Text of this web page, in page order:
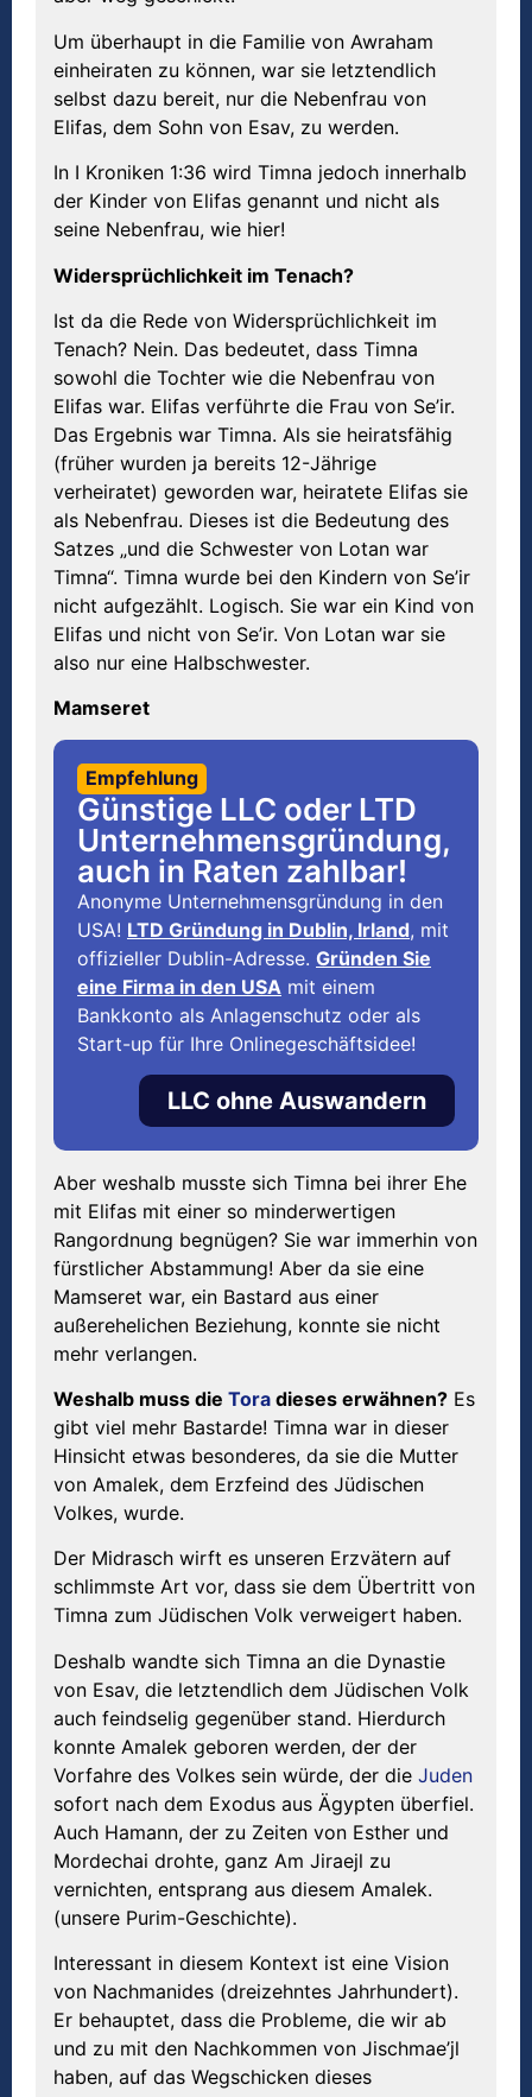
Um überhaupt in die Familie von Awraham
einheiraten zu können, war sie letztendlich
selbst dazu bereit, nur die Nebenfrau von
Elifas, dem Sohn von Esav, zu werden.
In I Kroniken 1:36 wird Timna jedoch innerhalb
der Kinder von Elifas genannt und nicht als
seine Nebenfrau, wie hier!
Widersprüchlichkeit im Tenach?
Ist da die Rede von Widersprüchlichkeit im
Tenach? Nein. Das bedeutet, dass Timna
sowohl die Tochter wie die Nebenfrau von
Elifas war. Elifas verführte die Frau von Se’ir.
Das Ergebnis war Timna. Als sie heiratsfähig
(früher wurden ja bereits 12-Jährige
verheiratet) geworden war, heiratete Elifas sie
als Nebenfrau. Dieses ist die Bedeutung des
Satzes „und die Schwester von Lotan war
Timna“. Timna wurde bei den Kindern von Se’ir
nicht aufgezählt. Logisch. Sie war ein Kind von
Elifas und nicht von Se’ir. Von Lotan war sie
also nur eine Halbschwester.
Mamseret
Empfehlung
Günstige LLC oder LTD
Unternehmensgründung,
auch in Raten zahlbar!
Anonyme Unternehmensgründung in den
USA! LTD Gründung in Dublin, Irland, mit
offizieller Dublin-Adresse. Gründen Sie
eine Firma in den USA mit einem
Bankkonto als Anlagenschutz oder als
Start-up für Ihre Onlinegeschäftsidee!
LLC ohne Auswandern
Aber weshalb musste sich Timna bei ihrer Ehe
mit Elifas mit einer so minderwertigen
Rangordnung begnügen? Sie war immerhin von
fürstlicher Abstammung! Aber da sie eine
Mamseret war, ein Bastard aus einer
außerehelichen Beziehung, konnte sie nicht
mehr verlangen.
Weshalb muss die Tora dieses erwähnen? Es
gibt viel mehr Bastarde! Timna war in dieser
Hinsicht etwas besonderes, da sie die Mutter
von Amalek, dem Erzfeind des Jüdischen
Volkes, wurde.
Der Midrasch wirft es unseren Erzvätern auf
schlimmste Art vor, dass sie dem Übertritt von
Timna zum Jüdischen Volk verweigert haben.
Deshalb wandte sich Timna an die Dynastie
von Esav, die letztendlich dem Jüdischen Volk
auch feindselig gegenüber stand. Hierdurch
konnte Amalek geboren werden, der der
Vorfahre des Volkes sein würde, der die Juden
sofort nach dem Exodus aus Ägypten überfiel.
Auch Hamann, der zu Zeiten von Esther und
Mordechai drohte, ganz Am Jiraejl zu
vernichten, entsprang aus diesem Amalek.
(unsere Purim-Geschichte).
Interessant in diesem Kontext ist eine Vision
von Nachmanides (dreizehntes Jahrhundert).
Er behauptet, dass die Probleme, die wir ab
und zu mit den Nachkommen von Jischmae’jl
haben, auf das Wegschicken dieses